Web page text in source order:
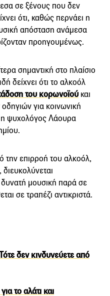
σε ξένους που δεν
ότι, καθώς περνάει η
απόσταση ανάμεσα
προηγουμένως.
σημαντική στο πλαίσιο
δείχνει ότι το αλκοόλ
του κορωνοϊού και
για κοινωνική
η ψυχολόγος Λάουρα
επιρροή του αλκοόλ,
μουσική παρά σε
σε τραπέζι αντικριστά.
δεν κινδυνεύετε από
το αλάτι και